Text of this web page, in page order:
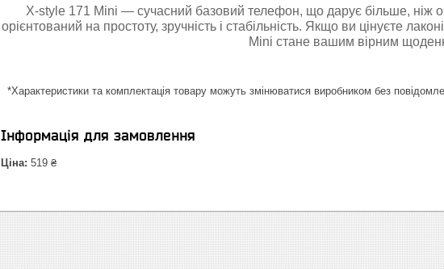
X-style 171 Mini — сучасний базовий телефон, що дарує більше, ніж
орієнтований на простоту, зручність і стабільність. Якщо ви цінуєте
Mini стане вашим вірним
*Характеристики та комплектація товару можуть змінюватися виробником без
Інформація для замовлення
Ціна: 519 ₴